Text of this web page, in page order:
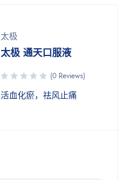
太极
太极 通天口服液
(0 Reviews)
活血化瘀，祛风止痛